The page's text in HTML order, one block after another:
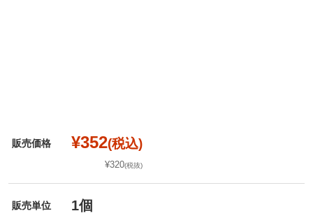
販売価格 ¥352(税込)
¥320(税抜)
販売単位 1個